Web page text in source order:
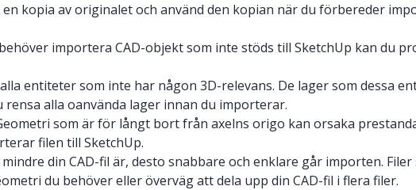
kopia av originalet och använd den kopian när du förbereder
importera CAD-objekt som inte stöds till SketchUp kan du
entiteter som inte har någon 3D-relevans. De lager som dessa
alla oanvända lager innan du importerar.
som är för långt bort från axelns origo kan orsaka
filen till SketchUp.
mindre din CAD-fil är, desto snabbare och enklare går importen.
du behöver eller överväg att dela upp din CAD-fil i flera filer.